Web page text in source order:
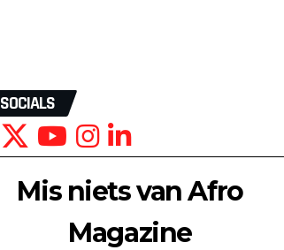
SOCIALS
Mis niets van Afro
Magazine